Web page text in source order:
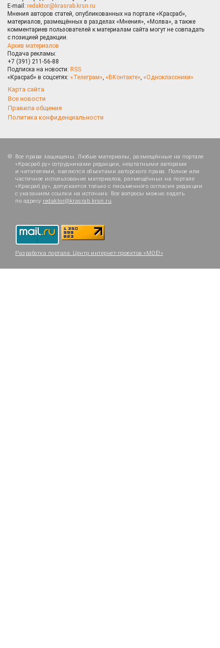
E-mail: redaktor@krasrab.krsn.ru
Мнения авторов статей, опубликованных на портале «Красраб»,
материалов, размещённых в разделах «Мнения», «Молва», а также
комментариев пользователей к материалам сайта могут не совпадать
с позицией редакции.
Архив материалов
Подача рекламы:
+7 (391) 211-56-88
Подписка на новости: RSS
«Красраб» в соцсетях: «Телеграм», «ВКонтакте», «Одноклассники»
Карта сайта
Все новости
Правила общения
Политика конфиденциальности
Все права защищены. Любые материалы, размещённые на портале
«Красраб.ру» сотрудниками редакции, нештатными авторами
и читателями, являются объектами авторского права. Полное или
частичное использование материалов, размещённых на портале
«Красраб.ру», допускается только с письменного согласия редакции
с указанием ссылки на источник. Все вопросы можно задать
по адресу redaktor@krasrab.krsn.ru.
Разработка портала: Центр интернет-проектов «МОЁ!»